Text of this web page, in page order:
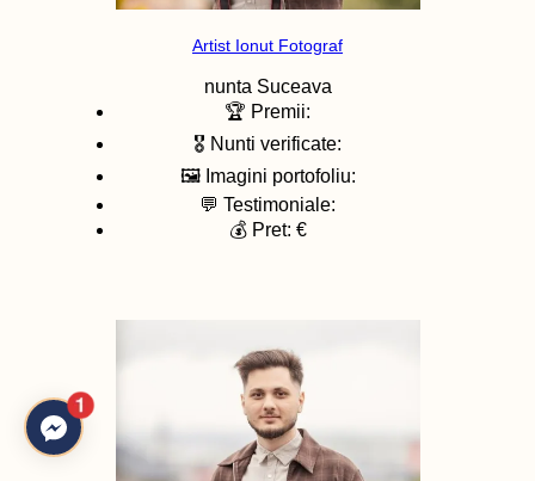
Artist Ionut Fotograf
nunta Suceava
🏆 Premii:
🎖️ Nunti verificate:
🖼️ Imagini portofoliu:
💬 Testimoniale:
💰 Pret: €